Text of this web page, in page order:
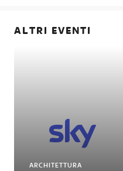
ALTRI EVENTI
ARCHITETTURA